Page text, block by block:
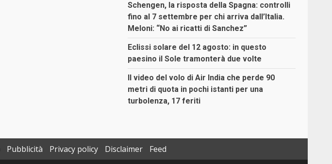
Schengen, la risposta della Spagna: controlli
fino al 7 settembre per chi arriva dall’Italia.
Meloni: “No ai ricatti di Sanchez”
Eclissi solare del 12 agosto: in questo
paesino il Sole tramonterà due volte
Il video del volo di Air India che perde 90
metri di quota in pochi istanti per una
turbolenza, 17 feriti
Pubblicità Privacy policy Disclaimer Feed